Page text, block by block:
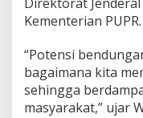
a
n
a
r
u
Kementerian PUPR.
“Potensi
bagaimana kita
sehingga
masyarakat,” ujar